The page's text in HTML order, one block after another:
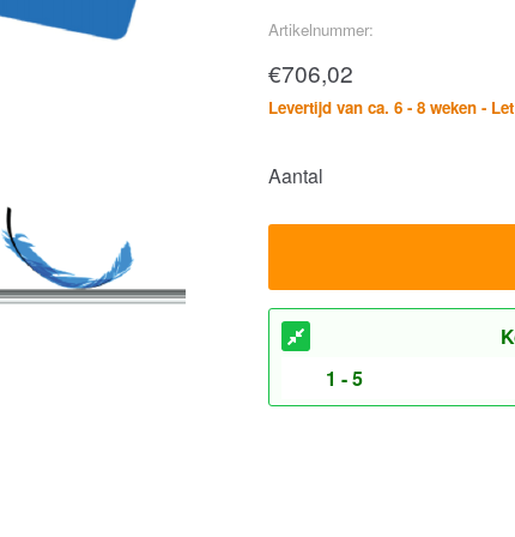
Artikelnummer:
€706,02
Levertijd van ca. 6 - 8 weken -
Aantal
1 - 5